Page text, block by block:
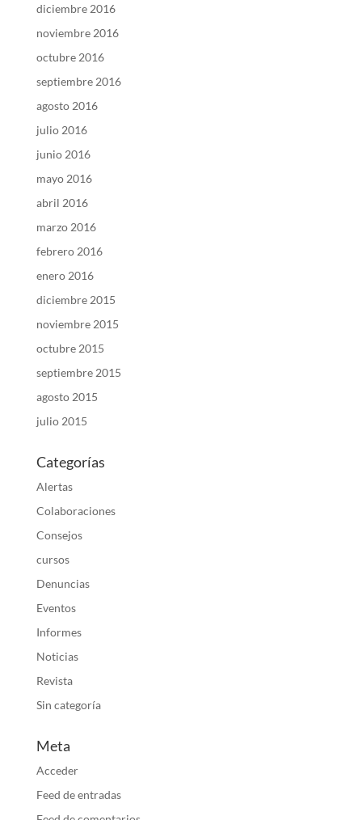
diciembre 2016
noviembre 2016
octubre 2016
septiembre 2016
agosto 2016
julio 2016
junio 2016
mayo 2016
abril 2016
marzo 2016
febrero 2016
enero 2016
diciembre 2015
noviembre 2015
octubre 2015
septiembre 2015
agosto 2015
julio 2015
Categorías
Alertas
Colaboraciones
Consejos
cursos
Denuncias
Eventos
Informes
Noticias
Revista
Sin categoría
Meta
Acceder
Feed de entradas